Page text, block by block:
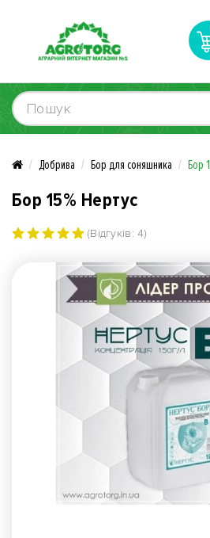
Добрива Бор для соняшника Бор
Бор 15% Нертус
(Відгуків: 4)